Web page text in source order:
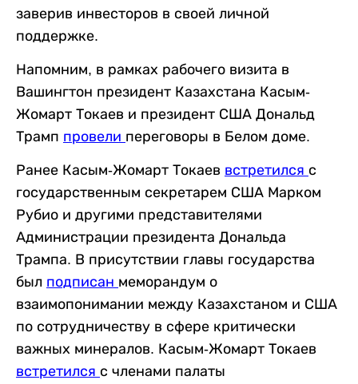
заверив инвесторов в своей личной
поддержке.
Напомним, в рамках рабочего визита в
Вашингтон президент Казахстана Касым-
Жомарт Токаев и президент США Дональд
Трамп провели переговоры в Белом доме.
Ранее Касым-Жомарт Токаев встретился с
государственным секретарем США Марком
Рубио и другими представителями
Администрации президента Дональда
Трампа. В присутствии главы государства
был подписан меморандум о
взаимопонимании между Казахстаном и США
по сотрудничеству в сфере критически
важных минералов. Касым-Жомарт Токаев
встретился с членами палаты